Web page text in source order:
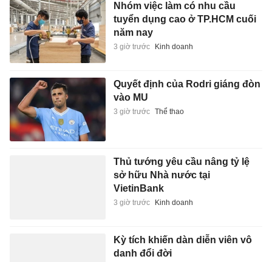
Nhóm việc làm có nhu cầu
tuyển dụng cao ở TP.HCM cuối
năm nay
3 giờ trước Kinh doanh
Quyết định của Rodri giáng đòn
vào MU
3 giờ trước Thể thao
Thủ tướng yêu cầu nâng tỷ lệ
sở hữu Nhà nước tại
VietinBank
3 giờ trước Kinh doanh
Kỳ tích khiến dàn diễn viên vô
danh đổi đời